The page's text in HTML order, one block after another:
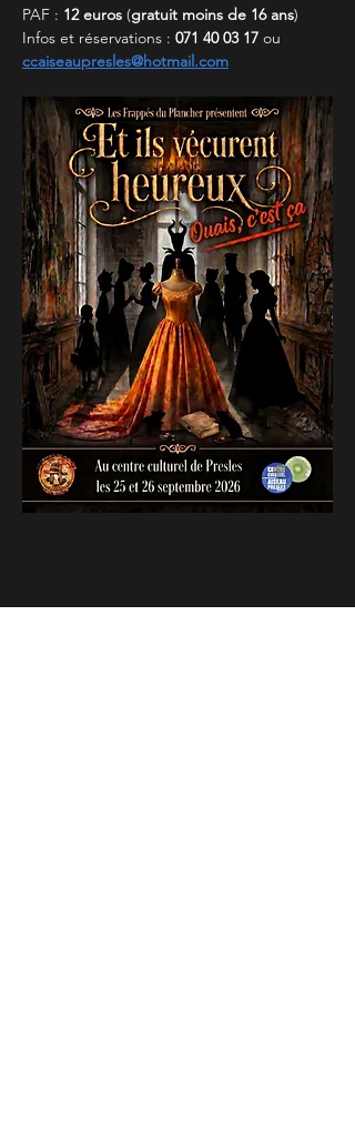
PAF : 12 euros (gratuit moins de 16 ans)
Infos et réservations : 071 40 03 17 ou
ccaiseaupresles@hotmail.com